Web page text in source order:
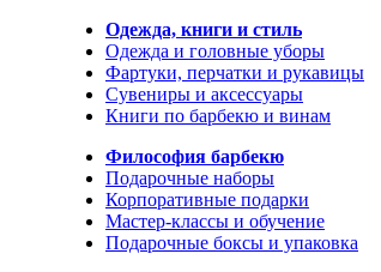
Одежда, книги и стиль
Одежда и головные уборы
Фартуки, перчатки и рукавицы
Сувениры и аксессуары
Книги по барбекю и винам
Философия барбекю
Подарочные наборы
Корпоративные подарки
Мастер-классы и обучение
Подарочные боксы и упаковка